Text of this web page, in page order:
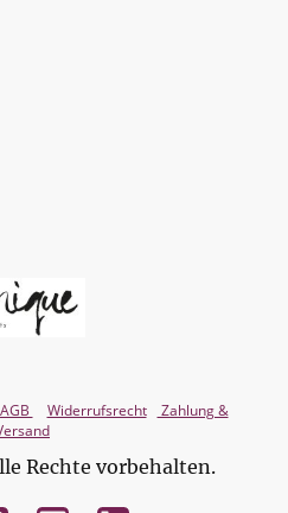
AGB Widerrufsrecht
Zahlung &
Rechte vorbehalten.